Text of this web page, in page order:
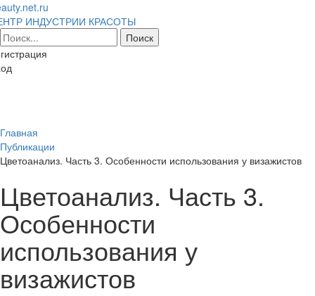
ИНДУСТРИИ КРАСОТЫ
Главная
Публикации
Цветоанализ. Часть 3. Особенности использования у визажистов
Цветоанализ. Часть 3.
Особенности
использования у
визажистов